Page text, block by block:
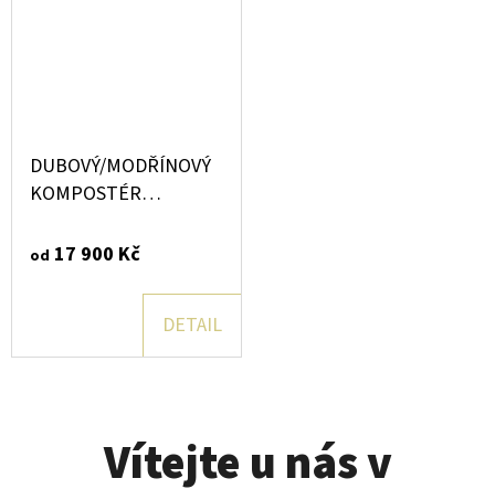
DUBOVÝ/MODŘÍNOVÝ
KOMPOSTÉR
od 17 900 Kč
DETAIL
Vítejte u nás v